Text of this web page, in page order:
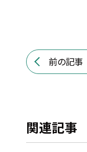
前の記事
関連記事